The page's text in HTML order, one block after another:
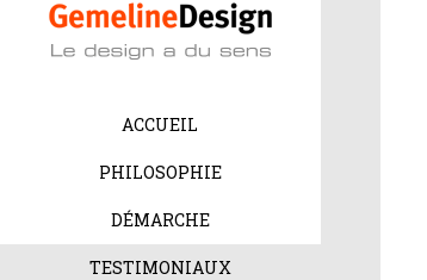
ACCUEIL
PHILOSOPHIE
DÉMARCHE
TESTIMONIAUX